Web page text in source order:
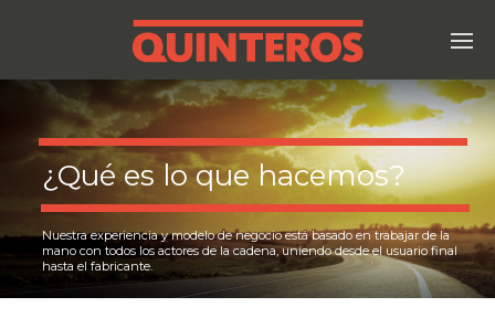
¿Qué es lo que hacemos?
Nuestra experiencia y modelo de negocio está basado en trabajar de la
mano con todos los actores de la cadena, uniendo desde el usuario final
hasta el fabricante.